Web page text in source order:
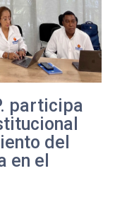
participa
del
en el